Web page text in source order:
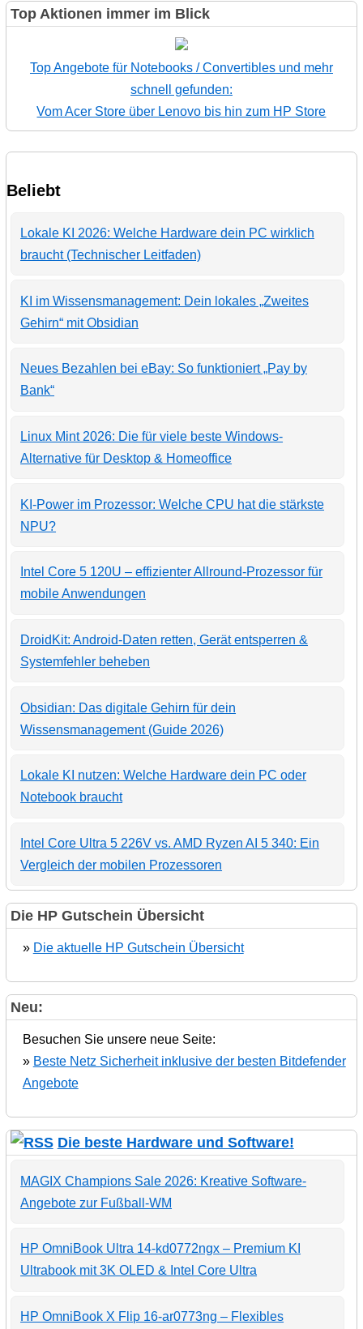
Top Aktionen immer im Blick
Top Angebote für Notebooks / Convertibles und mehr
schnell gefunden:
Vom Acer Store über Lenovo bis hin zum HP Store
Beliebt
Lokale KI 2026: Welche Hardware dein PC wirklich
braucht (Technischer Leitfaden)
KI im Wissensmanagement: Dein lokales „Zweites
Gehirn“ mit Obsidian
Neues Bezahlen bei eBay: So funktioniert „Pay by
Bank“
Linux Mint 2026: Die für viele beste Windows-
Alternative für Desktop & Homeoffice
KI-Power im Prozessor: Welche CPU hat die stärkste
NPU?
Intel Core 5 120U – effizienter Allround-Prozessor für
mobile Anwendungen
DroidKit: Android-Daten retten, Gerät entsperren &
Systemfehler beheben
Obsidian: Das digitale Gehirn für dein
Wissensmanagement (Guide 2026)
Lokale KI nutzen: Welche Hardware dein PC oder
Notebook braucht
Intel Core Ultra 5 226V vs. AMD Ryzen AI 5 340: Ein
Vergleich der mobilen Prozessoren
Die HP Gutschein Übersicht
» Die aktuelle HP Gutschein Übersicht
Neu:
Besuchen Sie unsere neue Seite:
» Beste Netz Sicherheit inklusive der besten Bitdefender
Angebote
Die beste Hardware und Software!
MAGIX Champions Sale 2026: Kreative Software-
Angebote zur Fußball-WM
HP OmniBook Ultra 14-kd0772ngx – Premium KI
Ultrabook mit 3K OLED & Intel Core Ultra
HP OmniBook X Flip 16-ar0773ng – Flexibles